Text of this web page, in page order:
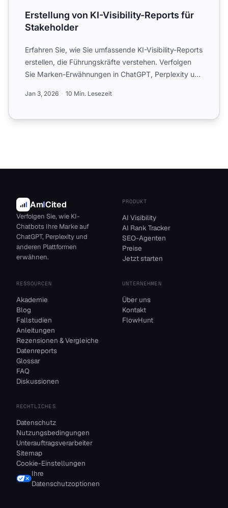
Erstellung von KI-Visibility-Reports für
Stakeholder
Erfahren Sie, wie Sie umfassende KI-Visibility-Reports
erstellen, die Führungskräfte verstehen. Verfolgen
Sie Marken-Erwähnungen in ChatGPT, Perplexity und
Jan 3, 2026 10 Min. Lesezeit
AmICited
Verfolgen Sie, wie KI-
Chatbots Ihre Marke auf
ChatGPT, Perplexity und
anderen Plattformen
erwähnen.
PRODUKT
AI Visibility
AI Rank Tracker
SEO-Agenten
Preise
Jetzt starten
RESSOURCEN
Akademie
Blog
Fallstudien
Anleitungen
Rezensionen & Vergleiche
Datenreports
Glossar
FAQ
Diskussionen
UNTERNEHMEN
Über uns
Kontakt
FlowHunt
RECHTLICHES
Datenschutz
Nutzungsbedingungen
Unterauftragsverarbeiter
Sitemap
Cookie-Einstellungen
Ihre
Datenschutzoptionen